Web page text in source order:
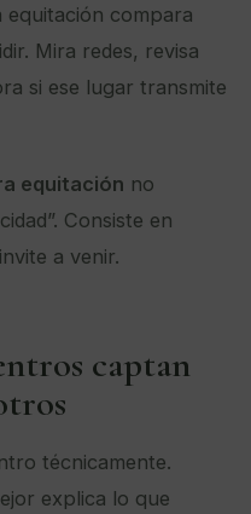
compara
Mira redes, revisa
si ese lugar transmite
equitación no
Consiste en
a venir.
captan
técnicamente.
explica lo que